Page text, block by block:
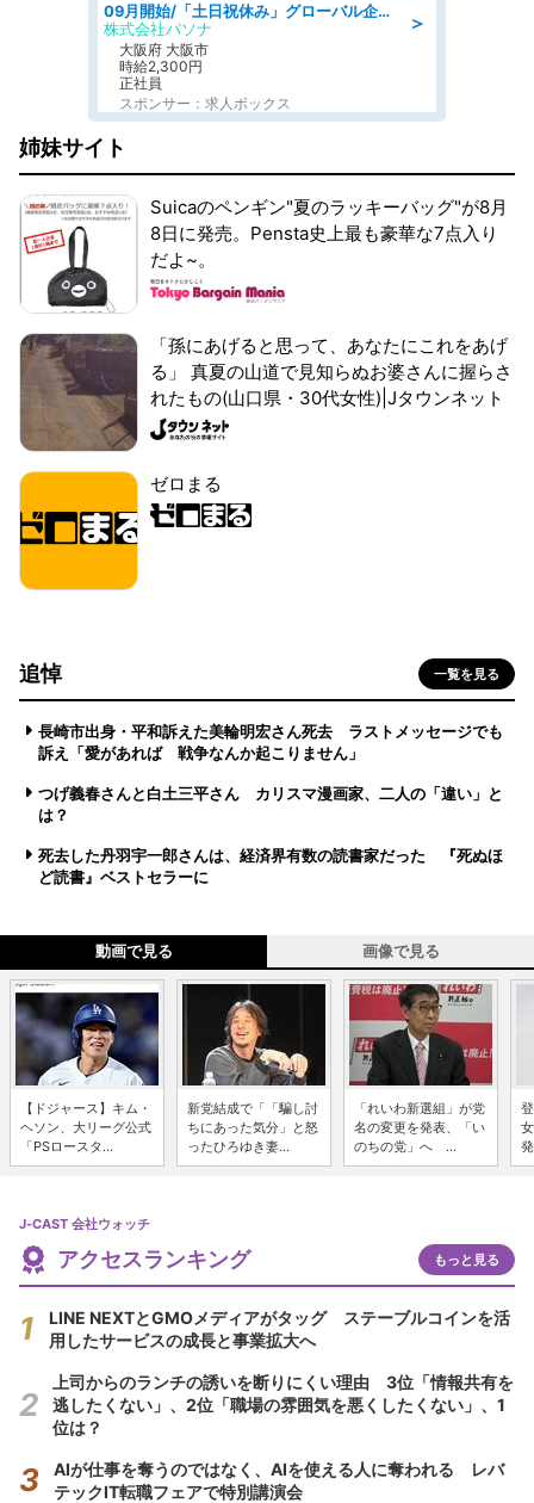
＞
09月開始/「土日祝休み」グローバル企業での産業保健のお仕事/保健師/高時給/残業なし/服装自由
株式会社パソナ
大阪府 大阪市
時給2,300円
正社員
スポンサー：求人ボックス
姉妹サイト
Suicaのペンギン"夏のラッキーバッグ"が8月
8日に発売。Pensta史上最も豪華な7点入り
だよ~。
「孫にあげると思って、あなたにこれをあげ
る」 真夏の山道で見知らぬお婆さんに握らさ
れたもの(山口県・30代女性)|Jタウンネット
ゼロまる
追悼 一覧を見る
長崎市出身・平和訴えた美輪明宏さん死去 ラストメッセージでも
訴え「愛があれば 戦争なんか起こりません」
つげ義春さんと白土三平さん カリスマ漫画家、二人の「違い」と
は？
死去した丹羽宇一郎さんは、経済界有数の読書家だった 『死ぬほ
ど読書』ベストセラーに
動画で見る 画像で見る
【ドジャース】キム・
ヘソン、大リーグ公式
「PSロースタ...
新党結成で「「騙し討
ちにあった気分」と怒
ったひろゆき妻...
「れいわ新選組」が党
名の変更を発表、「い
のちの党」へ ...
J-CAST 会社ウォッチ
アクセスランキング もっと見る
LINE NEXTとGMOメディアがタッグ ステーブルコインを活
用したサービスの成長と事業拡大へ
上司からのランチの誘いを断りにくい理由 3位「情報共有を
逃したくない」、2位「職場の雰囲気を悪くしたくない」、1
位は？
AIが仕事を奪うのではなく、AIを使える人に奪われる レバ
テックIT転職フェアで特別講演会